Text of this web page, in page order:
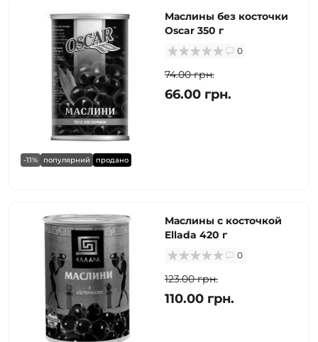
-11% популярний продано
Маслины без косточки
Oscar 350 г
0
74.00 грн.
66.00 грн.
Маслины с косточкой
Ellada 420 г
0
123.00 грн.
110.00 грн.